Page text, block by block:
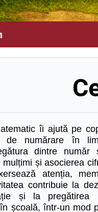
îi ajută pe
de numărare în
dintre număr
mulțimi și asocierea
atenția,
contribuie la
și la pregătirea
școală, într-un mod